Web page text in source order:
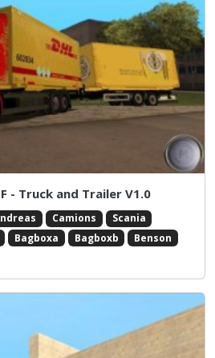
- Truck and Trailer V1.0
Camions
Scania
Bagboxa Bagboxb
Benson